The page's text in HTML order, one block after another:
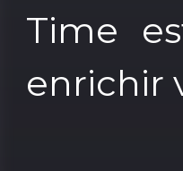
Time
enrichir